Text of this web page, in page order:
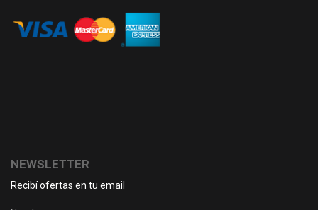
NEWSLETTER
Recibí ofertas en tu email